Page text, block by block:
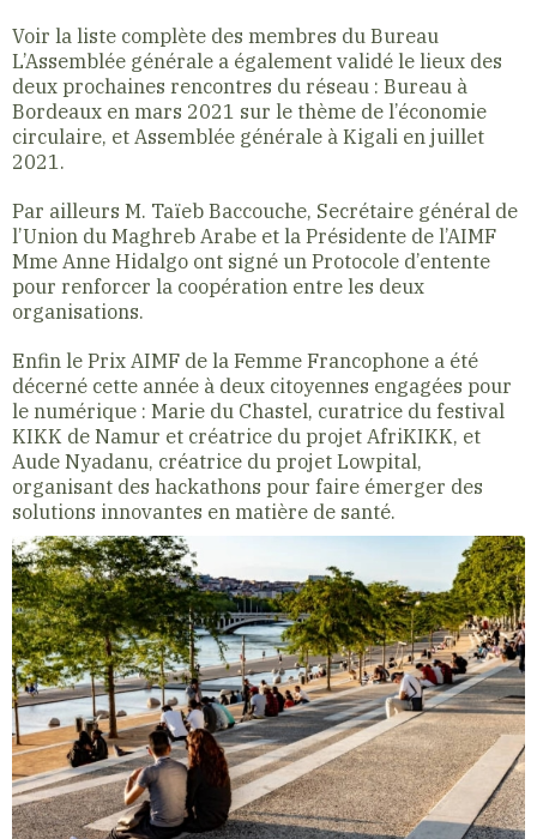
Voir la liste complète des membres du Bureau
L’Assemblée générale a également validé le lieux des
deux prochaines rencontres du réseau : Bureau à
Bordeaux en mars 2021 sur le thème de l’économie
circulaire, et Assemblée générale à Kigali en juillet
2021.
Par ailleurs M. Taïeb Baccouche, Secrétaire général de
l’Union du Maghreb Arabe et la Présidente de l’AIMF
Mme Anne Hidalgo ont signé un Protocole d’entente
pour renforcer la coopération entre les deux
organisations.
Enfin le Prix AIMF de la Femme Francophone a été
décerné cette année à deux citoyennes engagées pour
le numérique : Marie du Chastel, curatrice du festival
KIKK de Namur et créatrice du projet AfriKIKK, et
Aude Nyadanu, créatrice du projet Lowpital,
organisant des hackathons pour faire émerger des
solutions innovantes en matière de santé.